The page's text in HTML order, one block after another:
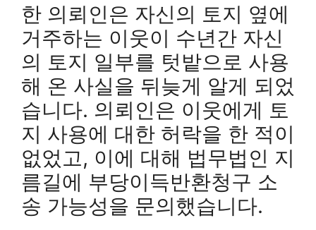
한 의뢰인은 자신의 토지 옆에
거주하는 이웃이 수년간 자신
의 토지 일부를 텃밭으로 사용
해 온 사실을 뒤늦게 알게 되었
습니다. 의뢰인은 이웃에게 토
지 사용에 대한 허락을 한 적이
없었고, 이에 대해 법무법인 지
름길에 부당이득반환청구 소
송 가능성을 문의했습니다.